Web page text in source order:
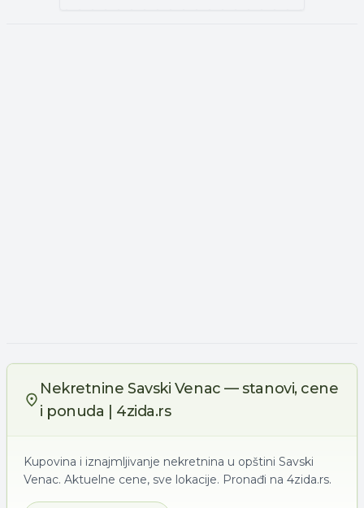
Nekretnine Savski Venac — stanovi, cene
i ponuda | 4zida.rs
Kupovina i iznajmljivanje nekretnina u opštini Savski
Venac. Aktuelne cene, sve lokacije. Pronađi na 4zida.rs.